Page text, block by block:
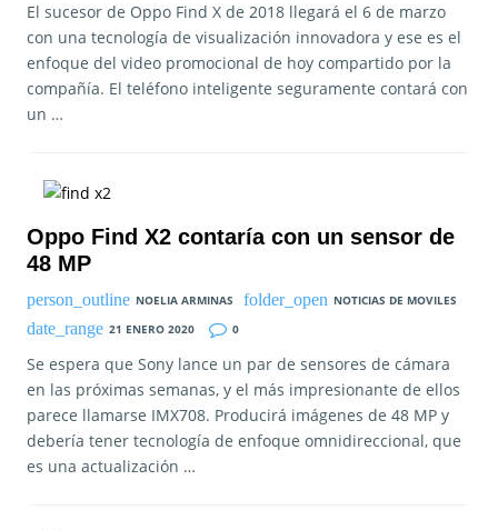
El sucesor de Oppo Find X de 2018 llegará el 6 de marzo
con una tecnología de visualización innovadora y ese es el
enfoque del video promocional de hoy compartido por la
compañía. El teléfono inteligente seguramente contará con
un …
Oppo Find X2 contaría con un sensor de
48 MP
NOELIA ARMINAS
NOTICIAS DE MOVILES
21 ENERO 2020
0
Se espera que Sony lance un par de sensores de cámara
en las próximas semanas, y el más impresionante de ellos
parece llamarse IMX708. Producirá imágenes de 48 MP y
debería tener tecnología de enfoque omnidireccional, que
es una actualización …